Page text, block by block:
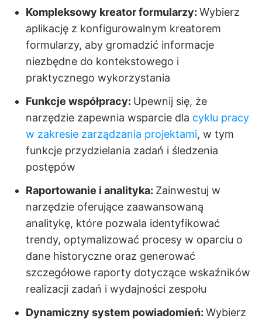
Kompleksowy kreator formularzy: Wybierz
aplikację z konfigurowalnym kreatorem
formularzy, aby gromadzić informacje
niezbędne do kontekstowego i
praktycznego wykorzystania
Funkcje współpracy: Upewnij się, że
narzędzie zapewnia wsparcie dla cyklu pracy
w zakresie zarządzania projektami, w tym
funkcje przydzielania zadań i śledzenia
postępów
Raportowanie i analityka: Zainwestuj w
narzędzie oferujące zaawansowaną
analitykę, które pozwala identyfikować
trendy, optymalizować procesy w oparciu o
dane historyczne oraz generować
szczegółowe raporty dotyczące wskaźników
realizacji zadań i wydajności zespołu
Dynamiczny system powiadomień: Wybierz